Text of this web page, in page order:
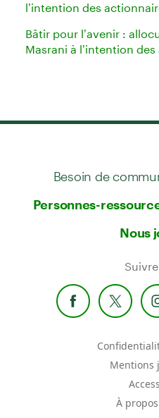
l’intention des
Bâtir pour l’avenir :
Masrani à l’intention
Besoin de
Personnes-
Nous
Mentions
À